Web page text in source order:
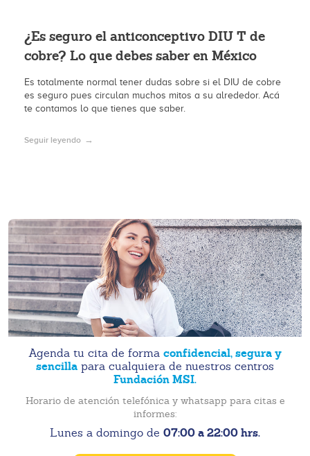
¿Es seguro el anticonceptivo DIU T de
cobre? Lo que debes saber en México
Es totalmente normal tener dudas sobre si el DIU de cobre
es seguro pues circulan muchos mitos a su alrededor. Acá
te contamos lo que tienes que saber.
Seguir leyendo
Agenda tu cita de forma confidencial, segura y
sencilla para cualquiera de nuestros centros
Fundación MSI.
Horario de atención telefónica y whatsapp para citas e
informes:
Lunes a domingo de 07:00 a 22:00 hrs.